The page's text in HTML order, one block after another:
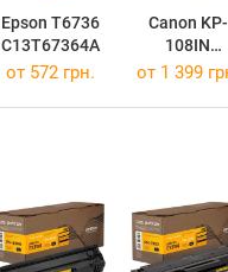
Epson T6736
C13T67364A
Canon KP-
108IN
3115B001
от 572 грн. от 1 399